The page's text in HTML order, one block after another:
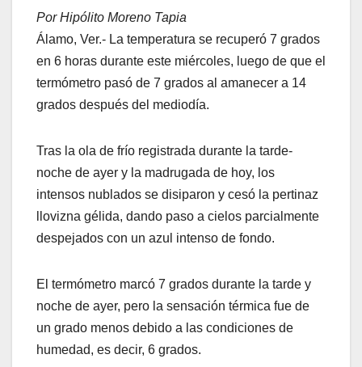
Por Hipólito Moreno Tapia
Álamo, Ver.- La temperatura se recuperó 7 grados
en 6 horas durante este miércoles, luego de que el
termómetro pasó de 7 grados al amanecer a 14
grados después del mediodía.
Tras la ola de frío registrada durante la tarde-
noche de ayer y la madrugada de hoy, los
intensos nublados se disiparon y cesó la pertinaz
llovizna gélida, dando paso a cielos parcialmente
despejados con un azul intenso de fondo.
El termómetro marcó 7 grados durante la tarde y
noche de ayer, pero la sensación térmica fue de
un grado menos debido a las condiciones de
humedad, es decir, 6 grados.